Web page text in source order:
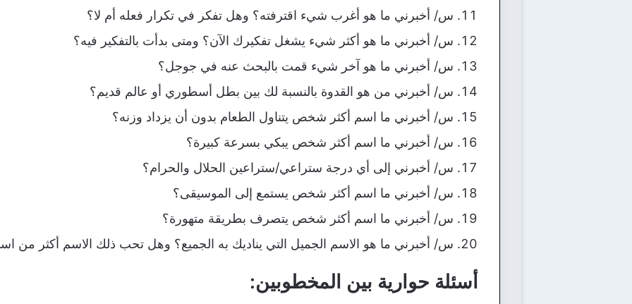
س/ أخبرني ما هو أغرب شيء اقترفته؟ وهل تفكر في تكرار فعله أم لا؟
س/ أخبرني ما هو أكثر شيء يشغل تفكيرك الآن؟ ومتى بدأت بالتفكير فيه؟
س/ أخبرني ما هو آخر شيء قمت بالبحث عنه في جوجل؟
س/ أخبرني من هو القدوة بالنسبة لك بين بطل أسطوري أو عالم قديم؟
س/ أخبرني ما اسم أكثر شخص يتناول الطعام بدون أن يزداد وزنه؟
س/ أخبرني ما اسم أكثر شخص يبكي بسرعة كبيرة؟
س/ أخبرني إلى أي درجة ستراعي/ستراعين الحلال والحرام؟
س/ أخبرني ما اسم أكثر شخص يستمع إلى الموسيقى؟
س/ أخبرني ما اسم أكثر شخص يتصرف بطريقة متهورة؟
س/ أخبرني ما هو الاسم الجميل التي يناديك به الجميع؟ وهل تحب ذلك الاسم أكثر من
أسئلة حوارية بين المخطوبين: